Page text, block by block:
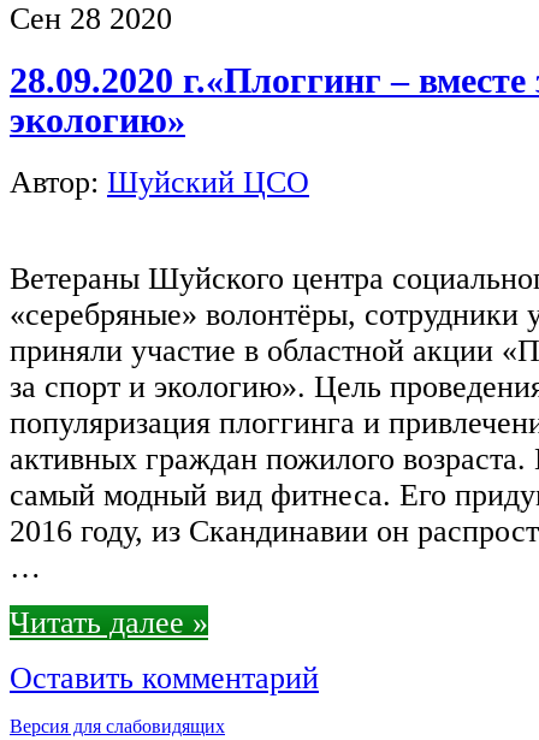
Сен 28 2020
28.09.2020 г.«Плоггинг – вместе
экологию»
Автор: Шуйский ЦСО
Ветераны Шуйского центра
«серебряные» волонтёры, сотрудники
приняли участие в областной акции
за спорт и экологию». Цель
популяризация плоггинга и
активных граждан пожилого возраста.
самый модный вид фитнеса. Его
2016 году, из Скандинавии он
…
Читать далее »
Оставить комментарий
Версия для слабовидящих